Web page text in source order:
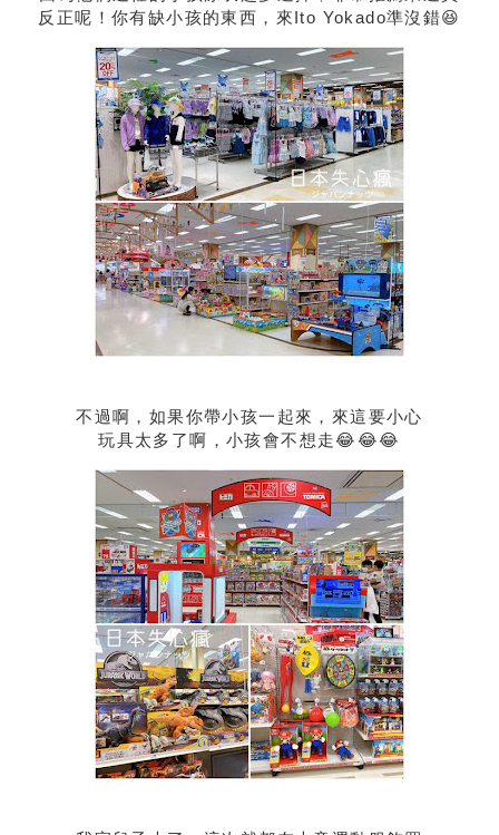
反正呢！你有缺小孩的東西，來Ito Yokado準沒錯😆
不過啊，如果你帶小孩一起來，來這要小心
玩具太多了啊，小孩會不想走😂😂😂